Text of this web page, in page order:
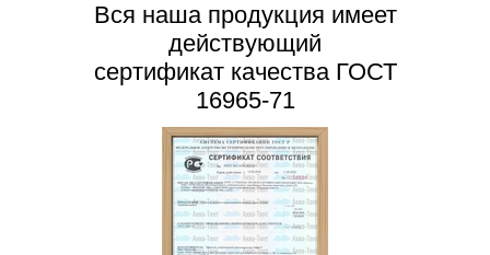
Вся наша продукция имеет
действующий
сертификат качества ГОСТ
16965-71